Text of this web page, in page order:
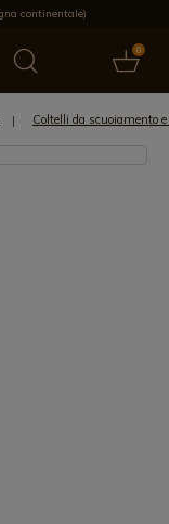
continentale)
0
Marche
Coltelli da scuoiamento